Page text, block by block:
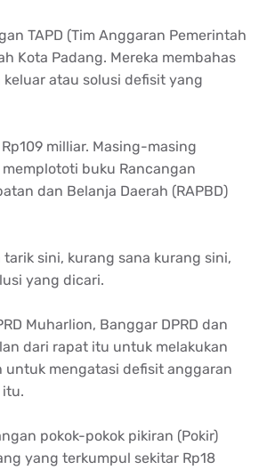
TAPD (Tim Anggaran Pemerintah
Kota Padang. Mereka membahas
keluar atau solusi defisit yang
Rp109 milliar. Masing-masing
memplototi buku Rancangan
dan Belanja Daerah (RAPBD)
tarik sini, kurang sana kurang sini,
yang dicari.
Muharlion, Banggar DPRD dan
dari rapat itu untuk melakukan
untuk mengatasi defisit anggaran
itu.
pokok-pokok pikiran (Pokir)
yang terkumpul sekitar Rp18